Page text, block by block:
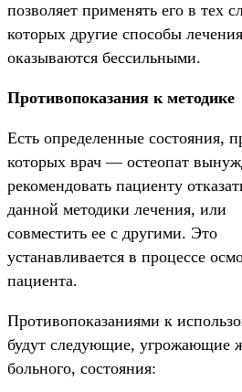
позволяет применять его в тех
которых другие способы лечения
оказываются бессильными.
Противопоказания к методике
Есть определенные состояния,
которых врач — остеопат
рекомендовать пациенту
данной методики лечения, или
совместить ее с другими. Это
устанавливается в процессе
пациента.
Противопоказаниями к
будут следующие, угрожающие
больного, состояния: